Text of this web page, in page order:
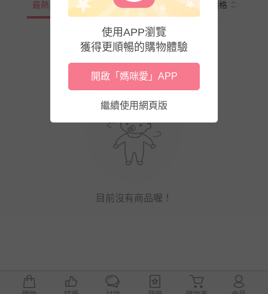
最熱銷 新上市 價格
目前沒有商品喔！
使用APP瀏覽
獲得更順暢的購物體驗
開啟「媽咪愛」APP
繼續使用網頁版